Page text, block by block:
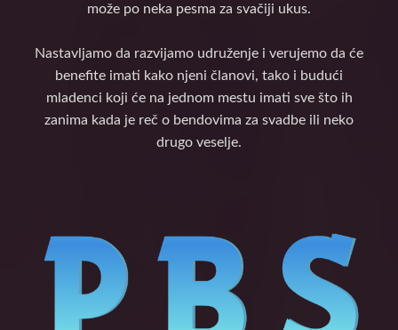
može po neka pesma za svačiji ukus.
Nastavljamo da razvijamo udruženje i verujemo da će
benefite imati kako njeni članovi, tako i budući
mladenci koji će na jednom mestu imati sve što ih
zanima kada je reč o bendovima za svadbe ili neko
drugo veselje.